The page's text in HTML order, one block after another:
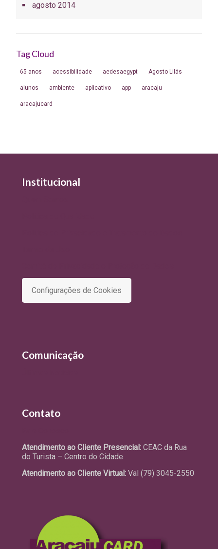
agosto 2014
Tag Cloud
65 anos acessibilidade aedesaegypt Agosto Lilás
alunos ambiente aplicativo app aracaju
aracajucard
Institucional
Configurações de Cookies
Comunicação
Contato
Atendimento ao Cliente Presencial: CEAC da Rua
do Turista – Centro do Cidade
Atendimento ao Cliente Virtual: Val (79) 3045-2550